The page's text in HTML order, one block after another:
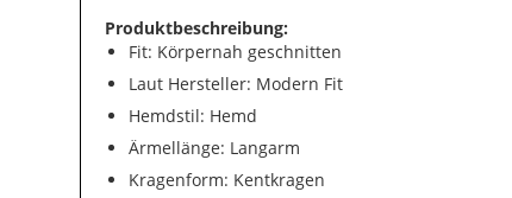
Produktbeschreibung:
Fit: Körpernah geschnitten
Laut Hersteller: Modern Fit
Hemdstil: Hemd
Ärmellänge: Langarm
Kragenform: Kentkragen